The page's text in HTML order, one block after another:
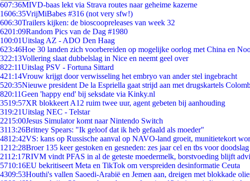
607:36MIVD-baas lekt via Strava routes naar geheime kazerne
1606:35VrijMiBabes #316 (not very sfw!)
606:30Trailers kijken: de bioscoopreleases van week 32
6201:09Random Pics van de Dag #1980
100:01Uitslag AZ - ADO Den Haag
623:46Hoe 30 landen zich voorbereiden op mogelijke oorlog met China en
322:13Vollering slaat dubbelslag in Nice en neemt geel over
822:11Uitslag PSV - Fortuna Sittard
421:14Vrouw krijgt door verwisseling het embryo van ander stel ingebracht
520:35Nieuwe president De la Espriella gaat strijd aan met drugskartels
820:11Geen 'happy end' bij seksdate via Kinky.nl
3519:57XR blokkeert A12 ruim twee uur, agent gebeten bij aanhouding
319:21Uitslag NEC - Telstar
2215:00Jesus Simulator komt naar Nintendo Switch
3113:26Britney Spears: "Ik geloof dat ik heb gefaald als moeder"
4812:42VS: kans op Russische aanval op NAVO-land groeit, munitietekort
1212:28Broer 135 keer gestoken en gesneden: zes jaar cel en tbs voor
2112:17RIVM vindt PFAS in al de geteste moedermelk, borstvoeding blijft
5710:16EU bekritiseert Meta en TikTok om verspreiden desinformatie Ceuta
4309:53Houthi's vallen Saoedi-Arabië en Jemen aan, dreigen met blokkade